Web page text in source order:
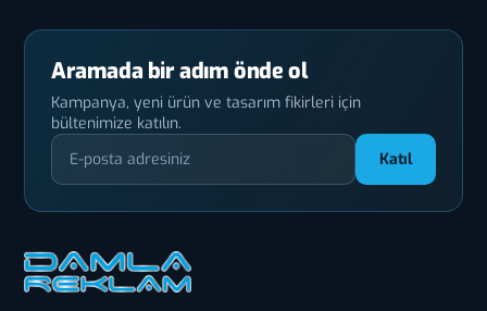
Aramada bir adım önde ol
Kampanya, yeni ürün ve tasarım fikirleri için
bültenimize katılın.
Katıl